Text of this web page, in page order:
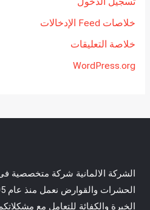
خلاصات Feed الإدخالات
خلاصة التعليقات
WordPress.org
الشركة الالمانية شركة متخصصية
الخبرة والكفائة للتعامل مع